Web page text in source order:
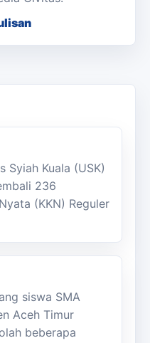
Dukungan
Syiah Kuala (USK)
236
(KKN) Reguler
Enam Siswa
siswa SMA
Aceh Timur
beberapa